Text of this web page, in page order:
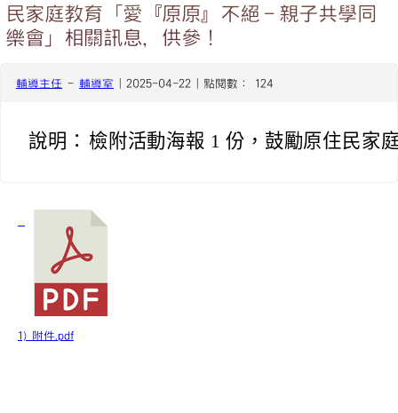
民家庭教育「愛『原原』不絕－親子共學同
樂會」相關訊息，供參！
輔導主任 - 輔導室 | 2025-04-22 | 點閱數： 124
說明： 檢附活動海報 1 份，鼓勵原住民家
1) 附件.pdf